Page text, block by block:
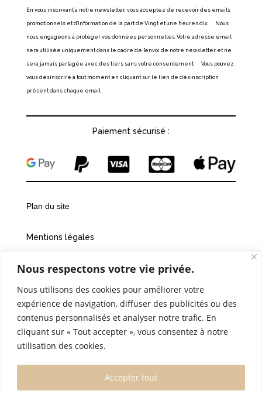
Nous respectons votre vie privée.
Nous utilisons des cookies pour améliorer votre
expérience de navigation, diffuser des publicités ou des
contenus personnalisés et analyser notre trafic. En
cliquant sur « Tout accepter », vous consentez à notre
utilisation des cookies.
Accepter tout
En vous inscrivant à notre newsletter, vous acceptez de recevoir des emails
promotionnels et d’information de la part de Vingt et une heures dix. Nous
nous engageons à protéger vos données personnelles. Votre adresse email
sera utilisée uniquement dans le cadre de l’envoi de notre newsletter et ne
sera jamais partagée avec des tiers sans votre consentement. Vous pouvez
vous désinscrire à tout moment en cliquant sur le lien de désinscription
présent dans chaque email.
Paiement sécurisé :
Plan du site
Mentions légales
Conditions générales de vente
Politiques de confidentialité
Cookies